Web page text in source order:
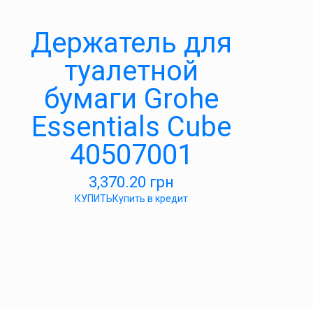
Держатель для
туалетной
бумаги Grohe
Essentials Cube
40507001
3,370.20 грн
КУПИТЬКупить в кредит